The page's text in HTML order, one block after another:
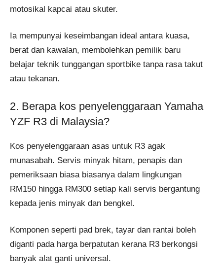
motosikal kapcai atau skuter.
Ia mempunyai keseimbangan ideal antara kuasa,
berat dan kawalan, membolehkan pemilik baru
belajar teknik tunggangan sportbike tanpa rasa takut
atau tekanan.
2. Berapa kos penyelenggaraan Yamaha
YZF R3 di Malaysia?
Kos penyelenggaraan asas untuk R3 agak
munasabah. Servis minyak hitam, penapis dan
pemeriksaan biasa biasanya dalam lingkungan
RM150 hingga RM300 setiap kali servis bergantung
kepada jenis minyak dan bengkel.
Komponen seperti pad brek, tayar dan rantai boleh
diganti pada harga berpatutan kerana R3 berkongsi
banyak alat ganti universal.